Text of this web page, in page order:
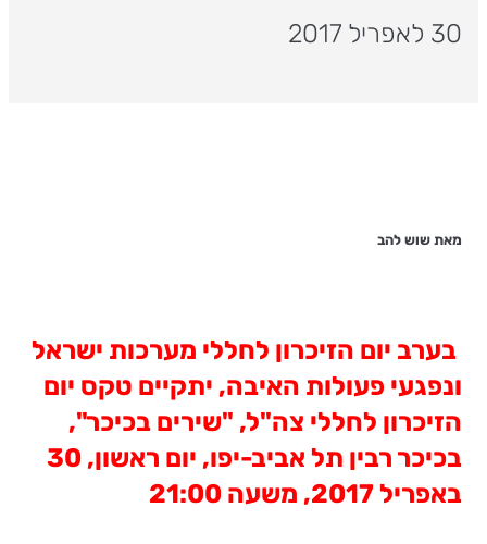
30 לאפריל 2017
מאת שוש להב
בערב יום הזיכרון לחללי מערכות ישראל
ונפגעי פעולות האיבה, יתקיים טקס יום
הזיכרון לחללי צה"ל, "שירים בכיכר",
בכיכר רבין תל אביב-יפו, יום ראשון, 30
באפריל 2017, משעה 21:00